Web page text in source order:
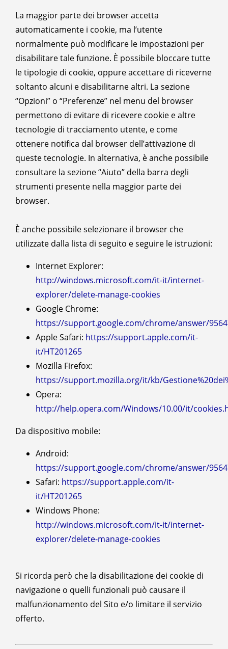
La maggior parte dei browser accetta
automaticamente i cookie, ma l’utente
normalmente può modificare le impostazioni per
disabilitare tale funzione. È possibile bloccare tutte
le tipologie di cookie, oppure accettare di riceverne
soltanto alcuni e disabilitarne altri. La sezione
“Opzioni” o “Preferenze” nel menu del browser
permettono di evitare di ricevere cookie e altre
tecnologie di tracciamento utente, e come
ottenere notifica dal browser dell’attivazione di
queste tecnologie. In alternativa, è anche possibile
consultare la sezione “Aiuto” della barra degli
strumenti presente nella maggior parte dei
browser.
È anche possibile selezionare il browser che
utilizzate dalla lista di seguito e seguire le istruzioni:
Internet Explorer:
http://windows.microsoft.com/it-it/internet-
explorer/delete-manage-cookies
Google Chrome:
https://support.google.com/chrome/answer/
Apple Safari: https://support.apple.com/it-
it/HT201265
Mozilla Firefox:
https://support.mozilla.org/it/kb/
Opera:
http://help.opera.com/Windows/10.00/it/
Da dispositivo mobile:
Android:
https://support.google.com/chrome/answer/
Safari: https://support.apple.com/it-
it/HT201265
Windows Phone:
http://windows.microsoft.com/it-it/internet-
explorer/delete-manage-cookies
Si ricorda però che la disabilitazione dei cookie di
navigazione o quelli funzionali può causare il
malfunzionamento del Sito e/o limitare il servizio
offerto.